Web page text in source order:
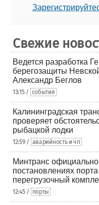
Свежие
Ведется разработка
берегозащиты
Александр Беглов
13:15 / события
Калининградская
проверяет
рыбацкой лодки
12:59 / аварийность и чп
Минтранс
постановлениях
перегрузочный
12:45 / порты